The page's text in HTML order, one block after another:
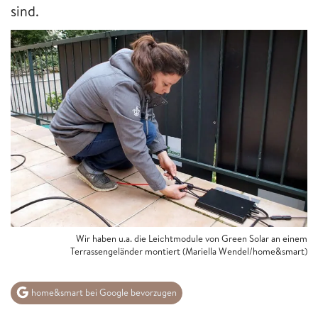
sind.
Wir haben u.a. die Leichtmodule von Green Solar an einem
Terrassengeländer montiert (Mariella Wendel/home&smart)
home&smart bei Google bevorzugen